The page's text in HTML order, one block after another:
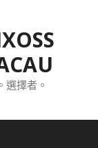
選擇者。